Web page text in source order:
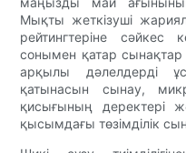
Мықты жеткізуші
рейтингтеріне сәйкес
сонымен қатар
арқылы дәлелдерді
қатынасын сынау,
қисығының деректері
қысымдағы төзімділік